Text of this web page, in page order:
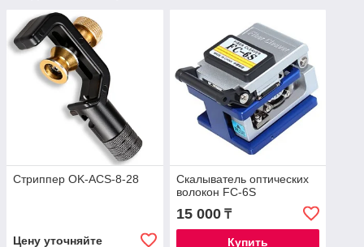
Стриппер OK-ACS-8-28
Цену уточняйте
Скалыватель оптических
волокон FC-6S
15 000₸
Купить